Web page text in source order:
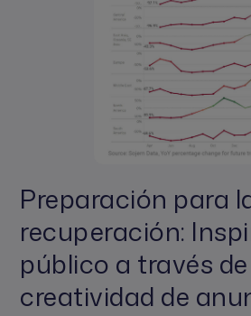
Preparación para
recuperación:
público a través
creatividad de